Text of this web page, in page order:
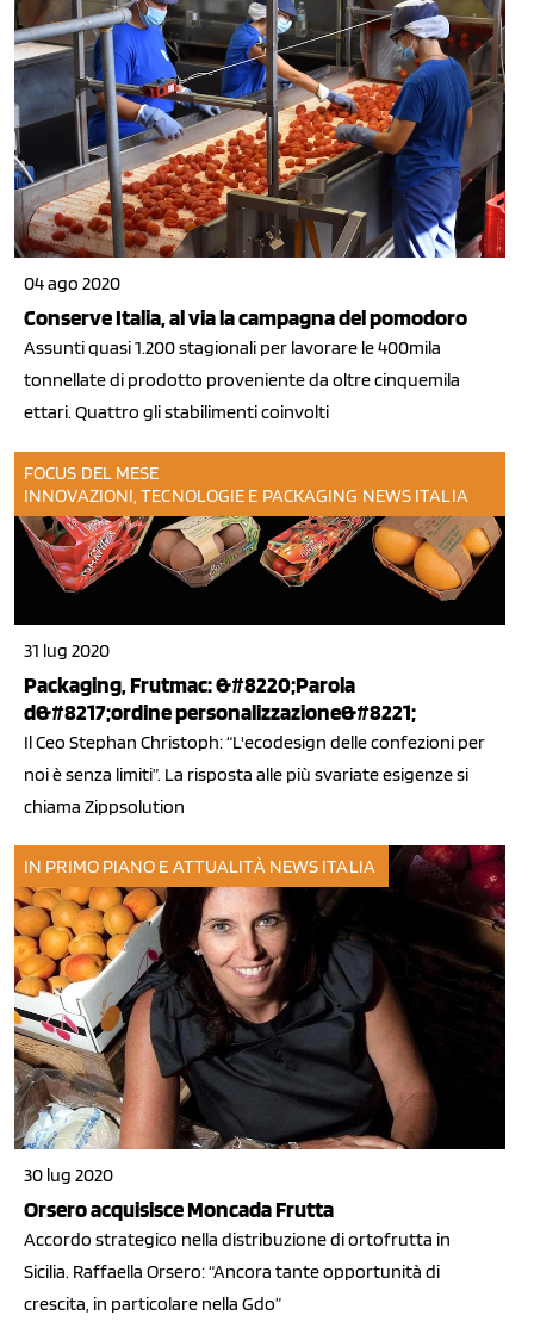
04 ago 2020
Conserve Italia, al via la campagna del pomodoro
Assunti quasi 1.200 stagionali per lavorare le 400mila
tonnellate di prodotto proveniente da oltre cinquemila
ettari. Quattro gli stabilimenti coinvolti
FOCUS DEL MESE
INNOVAZIONI, TECNOLOGIE E PACKAGING NEWS ITALIA
31 lug 2020
Packaging, Frutmac: &#8220;Parola
d&#8217;ordine personalizzazione&#8221;
Il Ceo Stephan Christoph: “L'ecodesign delle confezioni per
noi è senza limiti”. La risposta alle più svariate esigenze si
chiama Zippsolution
IN PRIMO PIANO E ATTUALITÀ NEWS ITALIA
30 lug 2020
Orsero acquisisce Moncada Frutta
Accordo strategico nella distribuzione di ortofrutta in
Sicilia. Raffaella Orsero: “Ancora tante opportunità di
crescita, in particolare nella Gdo”